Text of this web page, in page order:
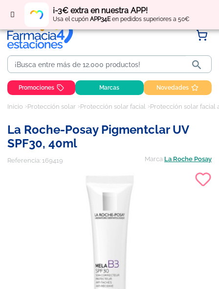
¡-3€ extra en nuestra APP!
Usa el cupón APP34Een pedidos superiores a 50€
Regístratey obtén puntos por tus compras

Promociones Marcas Novedades
Inicio Protección solar Protección solar facial Protección solar facial
La Roche-Posay Pigmentclar UV
SPF30, 40ml
Referencia: 169419 Marca La Roche Posay